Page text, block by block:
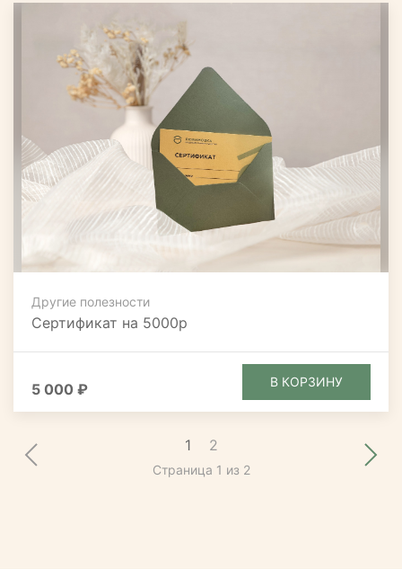
Другие полезности
Сертификат на 5000р
5 000 ₽ В КОРЗИНУ
1 2
Страница 1 из 2